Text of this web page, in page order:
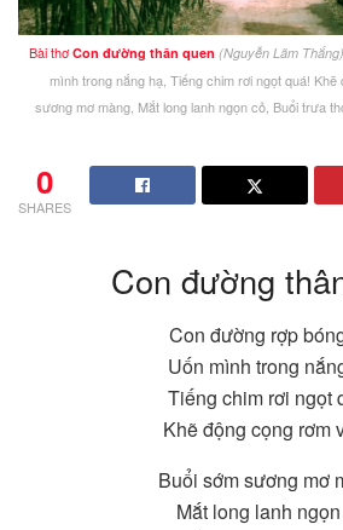
Bài thơCon đường thân quen (Nguyễn Lãm Thắng)
mình trong nắng hạ, Tiếng chim rơi ngọt quá!
sương mơ màng, Mắt long lanh ngọn cỏ, Buổi trưa
0
SHARES
Con đường
Con đường rợp
Uốn mình trong
Tiếng chim rơi ngọt
Khẽ động cọng rơm
Buổi sớm sương mơ
Mắt long lanh